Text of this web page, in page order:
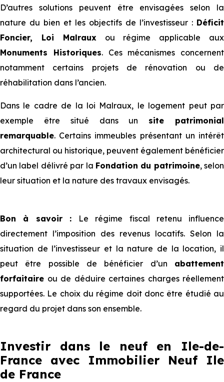
D’autres solutions peuvent être envisagées selon la
nature du bien et les objectifs de l’investisseur : Déficit
Foncier, Loi Malrauxou régime applicable aux
Monuments Historiques. Ces mécanismes concernent
notamment certains projets de rénovation ou de
réhabilitation dans l’ancien.
Dans le cadre de la loi Malraux, le logement peut par
exemple être situé dans un site patrimonial
remarquable. Certains immeubles présentant un intérêt
architectural ou historique, peuvent également bénéficier
d’un label délivré par la Fondation du patrimoine, selon
leur situation et la nature des travaux envisagés.
Bon à savoir : Le régime fiscal retenu influence
directement l’imposition des revenus locatifs. Selon la
situation de l’investisseur et la nature de la location, il
peut être possible de bénéficier d’un abattement
forfaitaire ou de déduire certaines charges réellement
supportées. Le choix du régime doit donc être étudié au
regard du projet dans son ensemble.
Investir dans le neuf en Ile-de-
France avec Immobilier Neuf Ile
de France